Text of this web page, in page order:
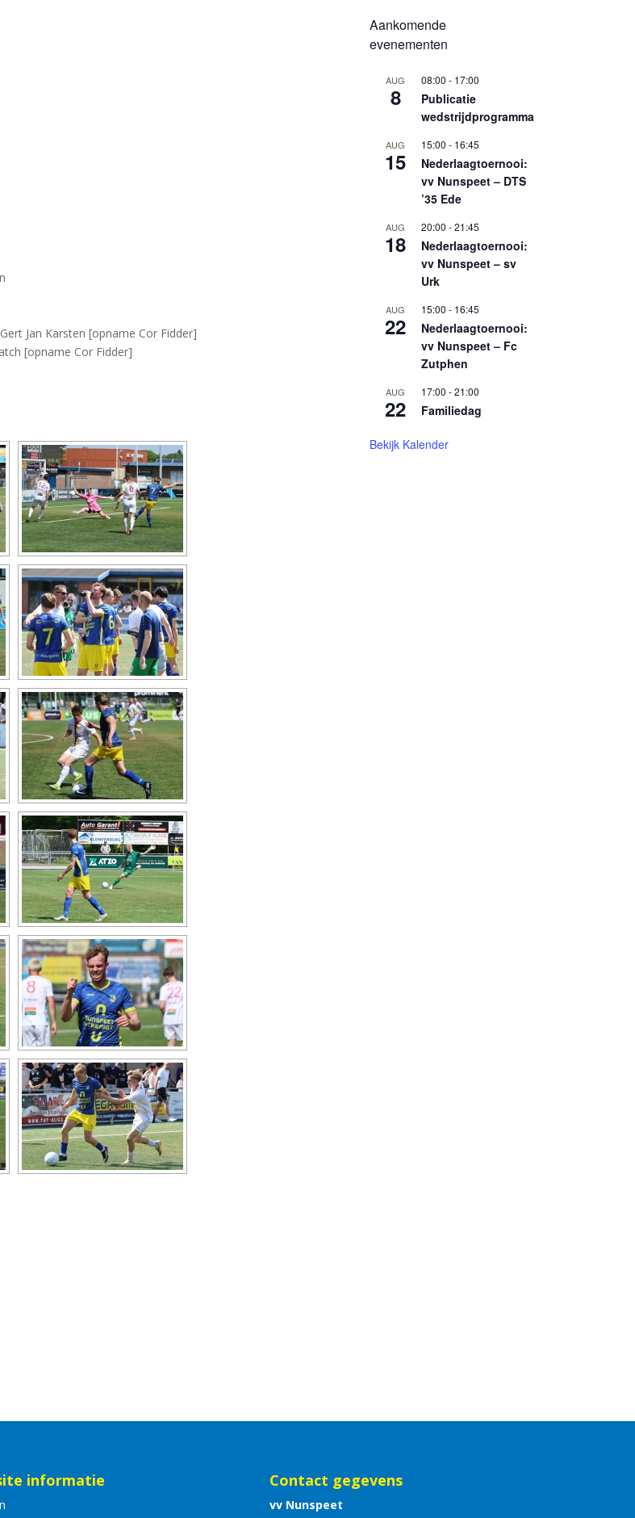
Jan Karsten [opname Cor Fidder]
[opname Cor Fidder]
Aankomende
evenementen
AUG
8
08:00 - 17:00
Publicatie
wedstrijdprogramma
AUG
15
15:00 - 16:45
Nederlaagtoernooi:
vv Nunspeet – DTS
’35 Ede
AUG
18
20:00 -21:45
Nederlaagtoernooi:
vv Nunspeet – sv
Urk
AUG
22
15:00 - 16:45
Nederlaagtoernooi:
vv Nunspeet – Fc
Zutphen
AUG
22
17:00 -21:00
Familiedag
Bekijk Kalender
informatie Contact gegevens
vv Nunspeet